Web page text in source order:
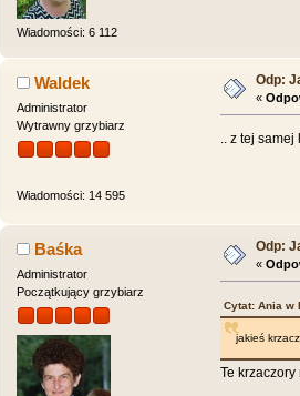
Wiadomości: 6 112
Waldek
Administrator
Wytrawny grzybiarz
Wiadomości: 14 595
Odp:
«
.. z tej
Baśka
Administrator
Początkujący grzybiarz
Odp:
«
Cytat: Ania w
jakieś
Te